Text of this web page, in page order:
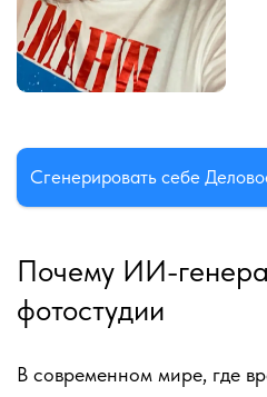
Сгенерировать себе
Почему ИИ-
фотостудии
В современном мире, где